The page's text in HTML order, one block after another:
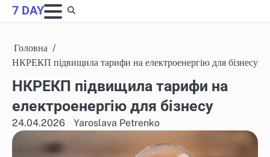
Skip
to
7 DAY
Головна
НКРЕКП підвищила тарифи на електроенергію для бізнесу
НКРЕКП підвищила тарифи на
електроенергію для бізнесу
24.04.2026 Yaroslava Petrenko